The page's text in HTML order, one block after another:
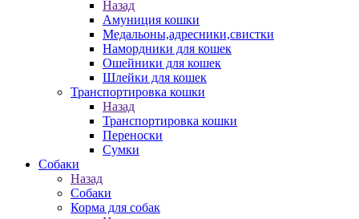
Назад
Амуниция кошки
Медальоны,адресники,свистки
Намордники для кошек
Ошейники для кошек
Шлейки для кошек
Транспортировка кошки
Назад
Транспортировка кошки
Переноски
Сумки
Собаки
Назад
Собаки
Корма для собак